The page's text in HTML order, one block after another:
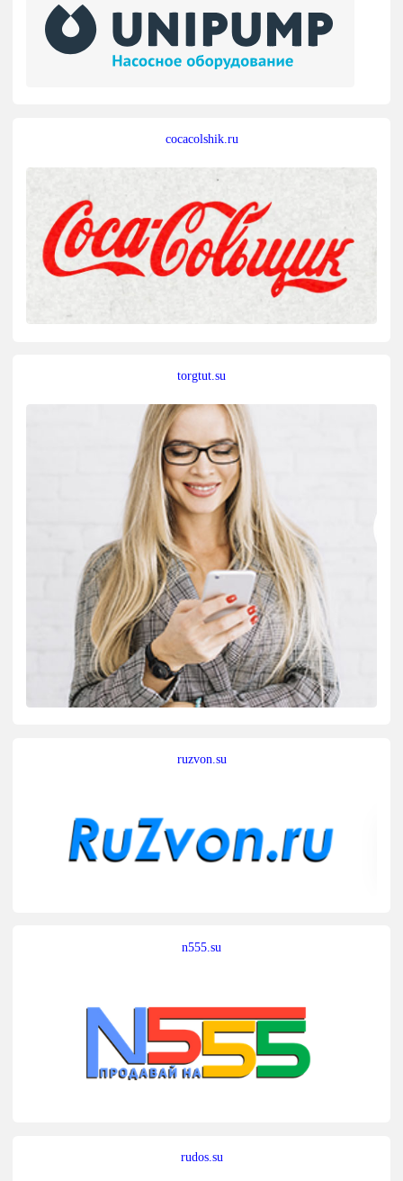
cocacolshik.ru
torgtut.su
ruzvon.su
n555.su
rudos.su